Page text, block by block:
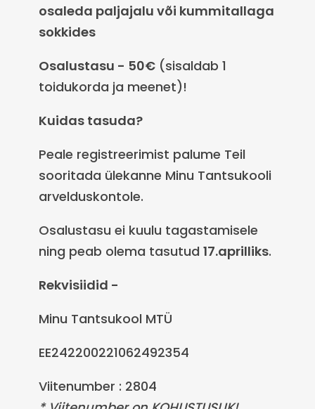
osaleda paljajalu või kummitallaga
sokkides
Osalustasu - 50€ (sisaldab 1
toidukorda ja meenet)!
Kuidas tasuda?
Peale registreerimist palume Teil
sooritada ülekanne Minu Tantsukooli
arvelduskontole.
Osalustasu ei kuulu tagastamisele
ning peab olema tasutud 17.aprilliks.
Rekvisiidid -
Minu Tantsukool MTÜ
EE242200221062492354
Viitenumber : 2804